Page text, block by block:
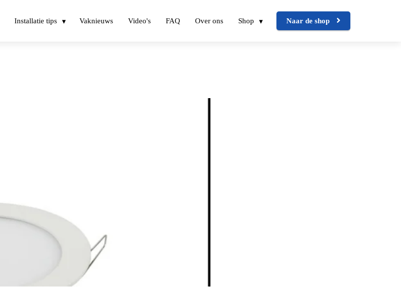
Installatie tips Vaknieuws Video's FAQ Over ons Shop Naar de shop